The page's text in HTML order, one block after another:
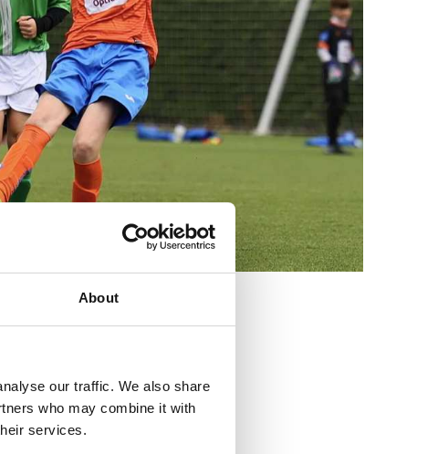
About
our traffic. We also share
who may combine it with
services.
3